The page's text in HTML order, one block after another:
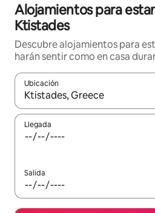
Alojamientos para
Ktistades
Descubre alojamientos para
harán sentir como en casa
Ubicación
Cuando los resultados estén
Llegada
Salida